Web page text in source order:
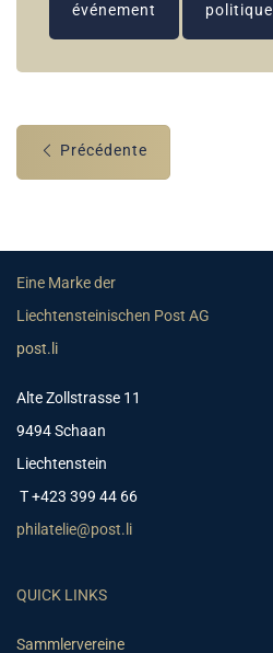
événement politique
Précédente
Eine Marke der
Liechtensteinischen Post AG
post.li
Alte Zollstrasse 11
9494 Schaan
Liechtenstein
T +423 399 44 66
philatelie@post.li
QUICK LINKS
Sammlervereine